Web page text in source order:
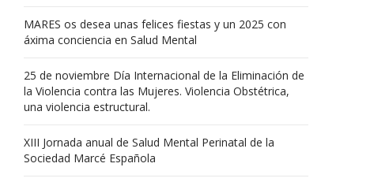
MARES os desea unas felices fiestas y un 2025 con
áxima conciencia en Salud Mental
25 de noviembre Día Internacional de la Eliminación de
la Violencia contra las Mujeres. Violencia Obstétrica,
una violencia estructural.
XIII Jornada anual de Salud Mental Perinatal de la
Sociedad Marcé Española